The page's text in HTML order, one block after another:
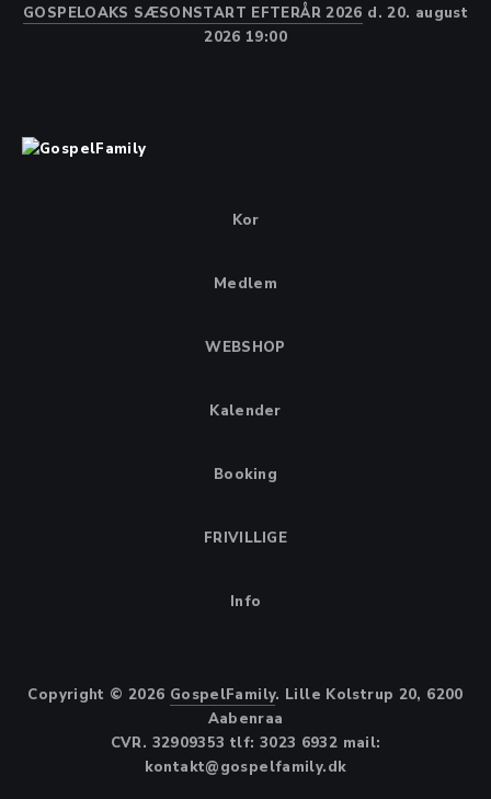
GOSPELOAKS SÆSONSTART EFTERÅR 2026 d. 20. august
2026 19:00
Copyright © 2026 GospelFamily. Lille Kolstrup 20, 6200
Aabenraa
CVR. 32909353 tlf: 3023 6932 mail:
kontakt@gospelfamily.dk
Kor
Medlem
WEBSHOP
Kalender
Booking
FRIVILLIGE
Info